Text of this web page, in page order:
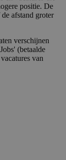
positie. De
afstand groter
verschijnen
(betaalde
van